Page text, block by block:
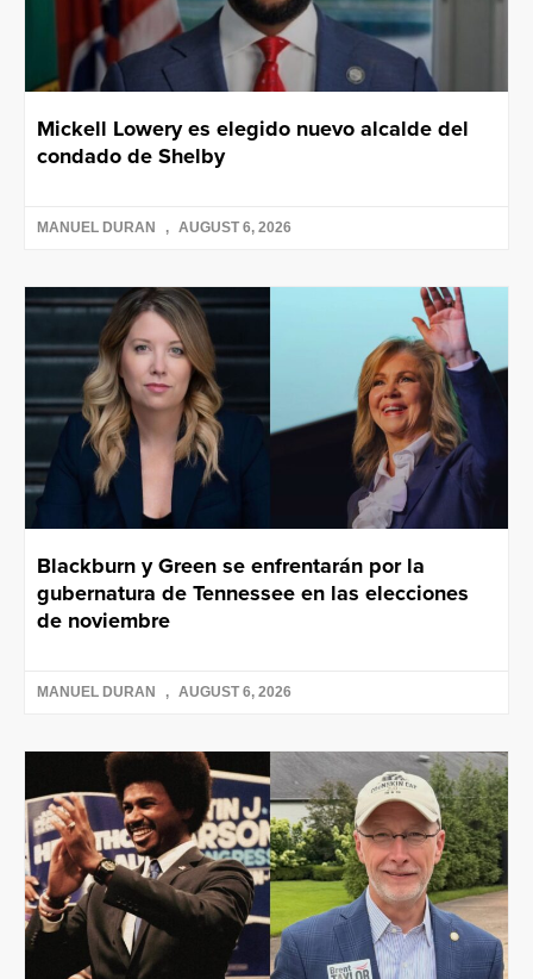
Mickell Lowery es elegido nuevo alcalde del
condado de Shelby
MANUEL DURAN AUGUST 6, 2026
Blackburn y Green se enfrentarán por la
gubernatura de Tennessee en las elecciones
de noviembre
MANUEL DURAN AUGUST 6, 2026